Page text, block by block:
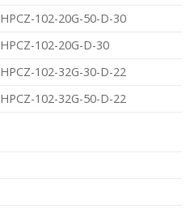
HPCZ-102-20G-50-D-30
HPCZ-102-20G-D-30
HPCZ-102-32G-30-D-22
HPCZ-102-32G-50-D-22